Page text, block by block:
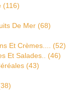
(116)
De Mer (68)
Et Crèmes....
(52)
Et Salades..
(46)
(43)